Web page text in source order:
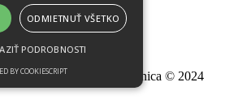
Pána
období
Farnosť Nitrianska Blatnica © 2024
ODMIETNUŤ VŠETKO
PODROBNOSTI
BY COOKIESCRIPT